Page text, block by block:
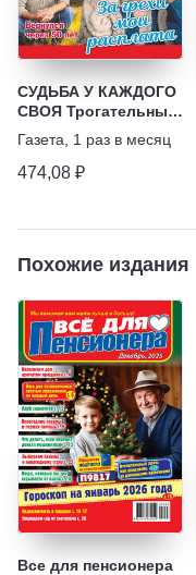
СУДЬБА У КАЖДОГО
СВОЯ Трогательные
истории из жизни
простых людей
Газета 1 раз в месяц
474,08 ₽
Похожие издания
Все для пенсионера